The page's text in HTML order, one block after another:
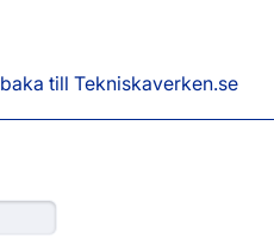
till Tekniskaverken.se